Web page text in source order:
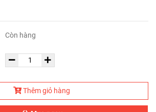
Còn hàng
Thêm giỏ hàng